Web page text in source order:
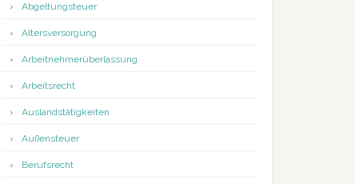
Abgeltungsteuer
Altersversorgung
Arbeitnehmerüberlassung
Arbeitsrecht
Auslandstätigkeiten
Außensteuer
Berufsrecht